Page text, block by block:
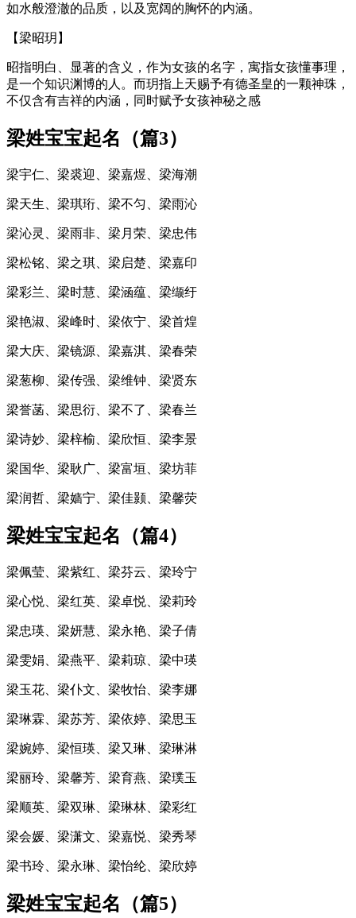
如水般澄澈的品质，以及宽阔的胸怀的内涵。
【梁昭玥】
昭指明白、显著的含义，作为女孩的名字，寓指女孩懂事理，
是一个知识渊博的人。而玥指上天赐予有德圣皇的一颗神珠，
不仅含有吉祥的内涵，同时赋予女孩神秘之感
梁姓宝宝起名（篇3）
梁宇仁、梁裘迎、梁嘉煜、梁海潮
梁天生、梁琪珩、梁不匀、梁雨沁
梁沁灵、梁雨非、梁月荣、梁忠伟
梁松铭、梁之琪、梁启楚、梁嘉印
梁彩兰、梁时慧、梁涵蕴、梁缬纡
梁艳淑、梁峰时、梁依宁、梁首煌
梁大庆、梁镜源、梁嘉淇、梁春荣
梁葱柳、梁传强、梁维钟、梁贤东
梁誉菡、梁思衍、梁不了、梁春兰
梁诗妙、梁梓榆、梁欣恒、梁李景
梁国华、梁耿广、梁富垣、梁坊菲
梁润哲、梁嫱宁、梁佳颢、梁馨荧
梁姓宝宝起名（篇4）
梁佩莹、梁紫红、梁芬云、梁玲宁
梁心悦、梁红英、梁卓悦、梁莉玲
梁忠瑛、梁妍慧、梁永艳、梁子倩
梁雯娟、梁燕平、梁莉琼、梁中瑛
梁玉花、梁仆文、梁牧怡、梁李娜
梁琳霖、梁苏芳、梁依婷、梁思玉
梁婉婷、梁恒瑛、梁又琳、梁琳淋
梁丽玲、梁馨芳、梁育燕、梁璞玉
梁顺英、梁双琳、梁琳林、梁彩红
梁会媛、梁潇文、梁嘉悦、梁秀琴
梁书玲、梁永琳、梁怡纶、梁欣婷
梁姓宝宝起名（篇5）